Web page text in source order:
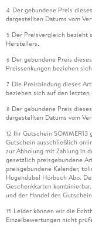
4 Der gebundene Preis
dargestellten Datums vom
5 Der Preisvergleich bezieht
Herstellers.
6 Der gebundene Preis
Preissenkungen beziehen
7 Die Preisbindung dieses
beziehen sich auf den letzten
8 Der gebundene Preis
dargestellten Datums vom
12 Ihr Gutschein
Gutschein ausschließlich
zur Abholung mit Zahlung in
gesetzlich preisgebundene
preisgebundene Kalender,
Hugendubel Hörbuch Abo.
Geschenkkarten
und der Handel des
15 Leider können wir die
Einzelbewertungen nicht